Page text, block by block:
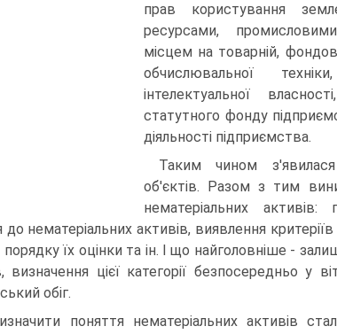
прав користування
ресурсами,
місцем на то­варній,
обчислювальної
інтелектуальної
статутного фонду
діяльності підприємства.
Таким чином з'явилася
об'єктів. Разом з тим
нематеріальних
до немате­ріальних активів, виявлення
їх оцінки та ін. І що найголовніше -
ви­значення цієї категорії безпосередньо у
обіг.
поняття нематері­альних активів